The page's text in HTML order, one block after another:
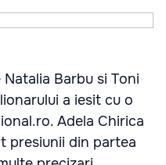
Barbu si Toni
a iesit cu o
Adela Chirica
presiunii din partea